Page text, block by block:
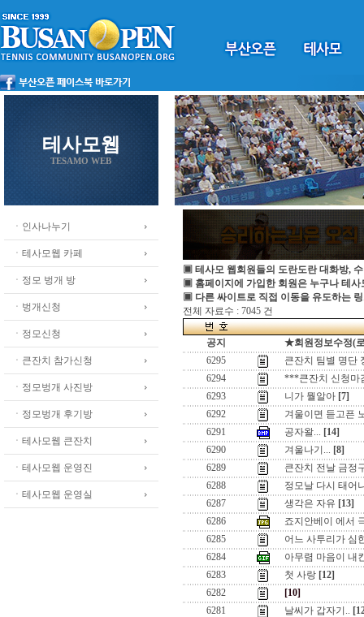
테사모웹
TESAMO WEB
ㆍ인사나누기
ㆍ테사모웹 카페
ㆍ정모 벙개 방
ㆍ벙개신청
ㆍ정모신청
ㆍ큰잔치 참가신청
ㆍ정모벙개 사진방
ㆍ정모벙개 후기방
ㆍ테사모웹 큰잔치
ㆍ테사모웹 운영진
ㆍ테사모웹 운영실
▣ 테사모 웹회원들의 도란도란 대화방,
▣ 홈페이지에 가입한 회원은 누구나 테사
▣ 다른 싸이트로 직접 이동을 유도하는
전체 자료수 : 7045 건
공지
★회원정보수정(
6295
큰잔치 팀별 명단
6294
***큰잔치 신청마
6293
니가 뭘알아 [7]
6292
겨울이면 듣고픈
6291
공자왈... [14]
6290
겨울나기... [8]
6289
큰잔치 전날 금정
6288
정모날 다시 태어
6287
생각은 자유 [13]
6286
죠지안베이 에서
6285
어느 사투리가 심
6284
아무렴 마음이 내
6283
첫 사랑 [12]
6282
[10]
6281
날씨가 갑자기..